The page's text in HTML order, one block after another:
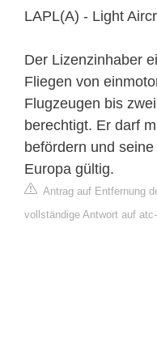
LAPL(A) - Light
Der Lizenzinhaber
Fliegen von
Flugzeugen bis
berechtigt. Er darf
befördern und
Europa gültig.
Antrag auf Entfernung
vollständige Antwort auf